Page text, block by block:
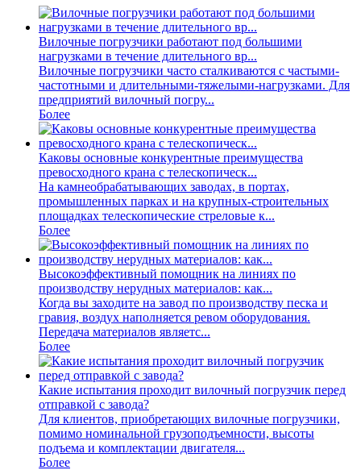
Вилочные погрузчики работают под большими
нагрузками в течение длительного вр...
Вилочные погрузчики часто сталкиваются с частыми-
частотными и длительными-тяжелыми-нагрузками. Для
предприятий вилочный погру...
Более
Каковы основные конкурентные преимущества
превосходного крана с телескопическ...
На камнеобрабатывающих заводах, в портах,
промышленных парках и на крупных-строительных
площадках телескопические стреловые к...
Более
Высокоэффективный помощник на линиях по
производству нерудных материалов: как...
Когда вы заходите на завод по производству песка и
гравия, воздух наполняется ревом оборудования.
Передача материалов являетс...
Более
Какие испытания проходит вилочный погрузчик перед
отправкой с завода?
Для клиентов, приобретающих вилочные погрузчики,
помимо номинальной грузоподъемности, высоты
подъема и комплектации двигателя...
Более